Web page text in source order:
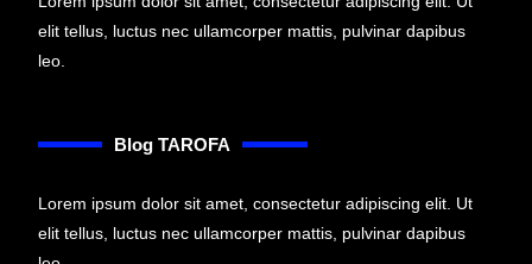
elit tellus, luctus nec ullamcorper mattis, pulvinar dapibus
leo.
Blog TAROFA
Lorem ipsum dolor sit amet, consectetur adipiscing elit. Ut
elit tellus, luctus nec ullamcorper mattis, pulvinar dapibus